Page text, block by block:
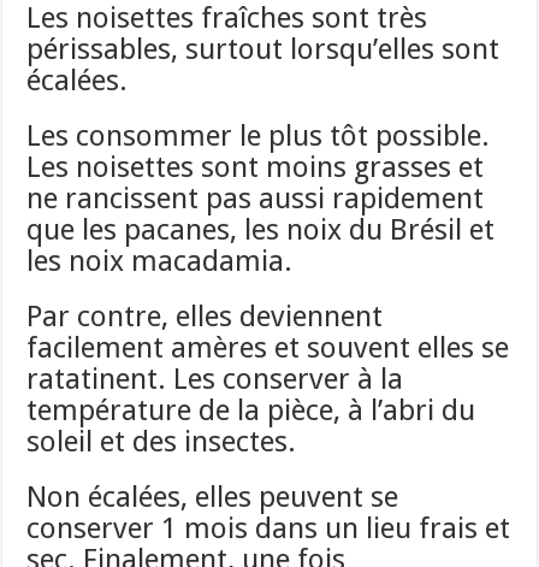
Les noisettes fraîches sont très
périssables, surtout lorsqu’elles sont
écalées.
Les consommer le plus tôt possible.
Les noisettes sont moins grasses et
ne rancissent pas aussi rapidement
que les pacanes, les noix du Brésil et
les noix macadamia.
Par contre, elles deviennent
facilement amères et souvent elles se
ratatinent. Les conserver à la
température de la pièce, à l’abri du
soleil et des insectes.
Non écalées, elles peuvent se
conserver 1 mois dans un lieu frais et
sec. Finalement, une fois